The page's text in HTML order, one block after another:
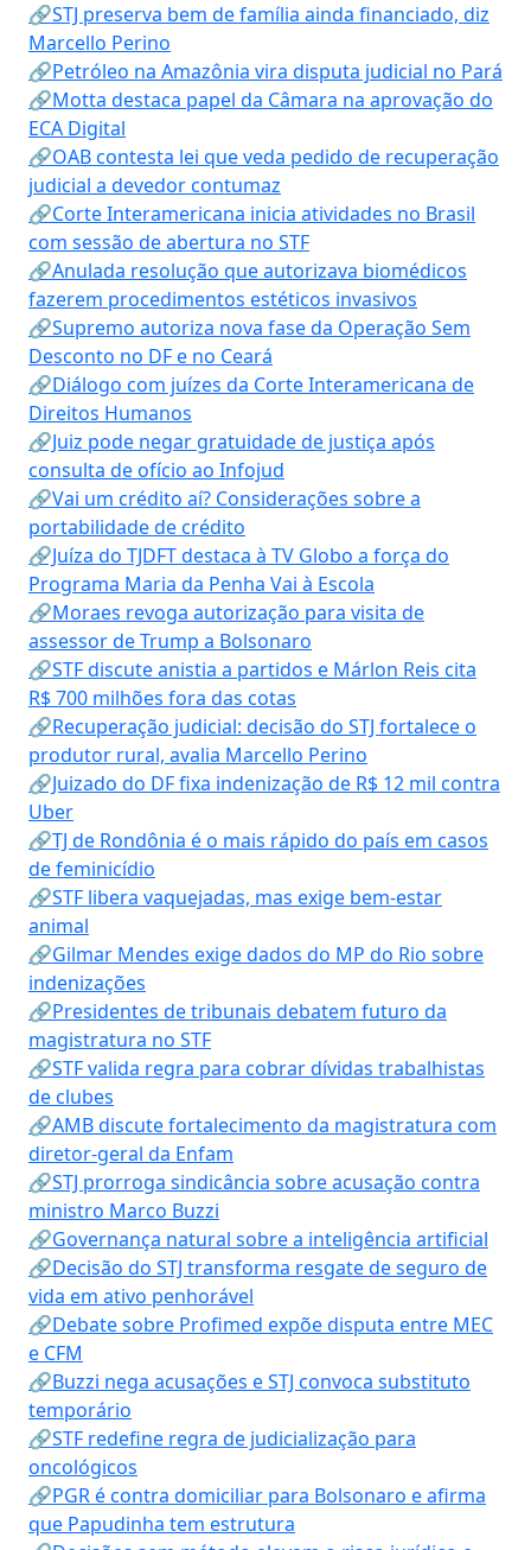
🔗STJ preserva bem de família ainda financiado, diz
Marcello Perino
🔗Petróleo na Amazônia vira disputa judicial no Pará
🔗Motta destaca papel da Câmara na aprovação do
ECA Digital
🔗OAB contesta lei que veda pedido de recuperação
judicial a devedor contumaz
🔗Corte Interamericana inicia atividades no Brasil
com sessão de abertura no STF
🔗Anulada resolução que autorizava biomédicos
fazerem procedimentos estéticos invasivos
🔗Supremo autoriza nova fase da Operação Sem
Desconto no DF e no Ceará
🔗Diálogo com juízes da Corte Interamericana de
Direitos Humanos
🔗Juiz pode negar gratuidade de justiça após
consulta de ofício ao Infojud
🔗Vai um crédito aí? Considerações sobre a
portabilidade de crédito
🔗Juíza do TJDFT destaca à TV Globo a força do
Programa Maria da Penha Vai à Escola
🔗Moraes revoga autorização para visita de
assessor de Trump a Bolsonaro
🔗STF discute anistia a partidos e Márlon Reis cita
R$ 700 milhões fora das cotas
🔗Recuperação judicial: decisão do STJ fortalece o
produtor rural, avalia Marcello Perino
🔗Juizado do DF fixa indenização de R$ 12 mil contra
Uber
🔗TJ de Rondônia é o mais rápido do país em casos
de feminicídio
🔗STF libera vaquejadas, mas exige bem-estar
animal
🔗Gilmar Mendes exige dados do MP do Rio sobre
indenizações
🔗Presidentes de tribunais debatem futuro da
magistratura no STF
🔗STF valida regra para cobrar dívidas trabalhistas
de clubes
🔗AMB discute fortalecimento da magistratura com
diretor-geral da Enfam
🔗STJ prorroga sindicância sobre acusação contra
ministro Marco Buzzi
🔗Governança natural sobre a inteligência artificial
🔗Decisão do STJ transforma resgate de seguro de
vida em ativo penhorável
🔗Debate sobre Profimed expõe disputa entre MEC
e CFM
🔗Buzzi nega acusações e STJ convoca substituto
temporário
🔗STF redefine regra de judicialização para
oncológicos
🔗PGR é contra domiciliar para Bolsonaro e afirma
que Papudinha tem estrutura